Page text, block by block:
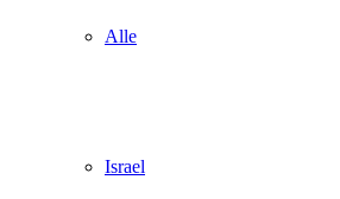
Alle
Israel